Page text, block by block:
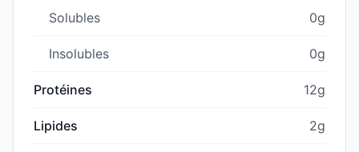
Solubles 0g
Insolubles 0g
Protéines 12g
Lipides 2g